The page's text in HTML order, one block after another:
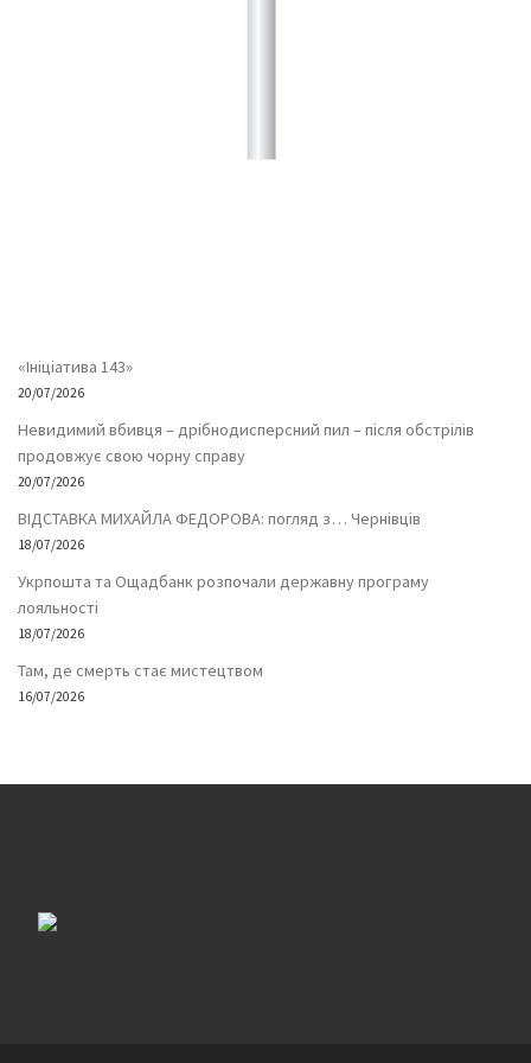
«Ініціатива 143»
20/07/2026
Невидимий вбивця – дрібнодисперсний пил – після обстрілів
продовжує свою чорну справу
20/07/2026
ВІДСТАВКА МИХАЙЛА ФЕДОРОВА: погляд з… Чернівців
18/07/2026
Укрпошта та Ощадбанк розпочали державну програму
лояльності
18/07/2026
Там, де смерть стає мистецтвом
16/07/2026